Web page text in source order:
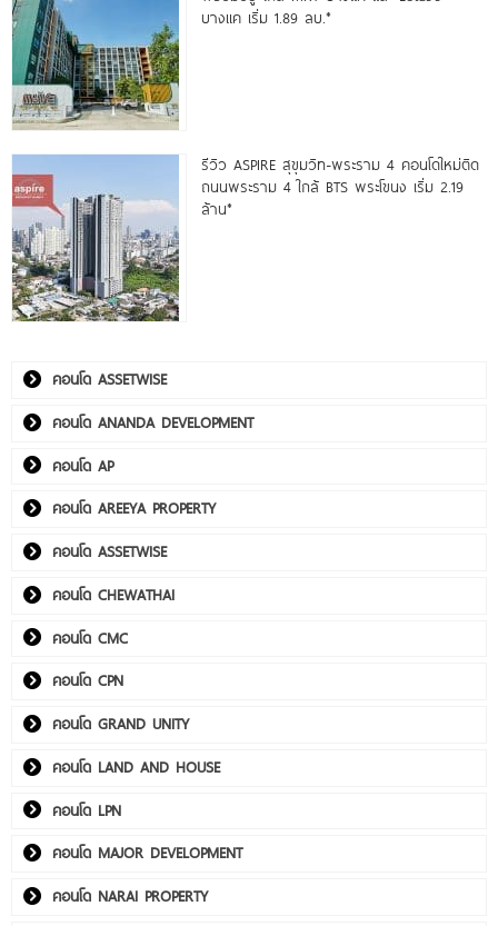
บางแค เริ่ม 1.89 ลบ.*
รีวิว ASPIRE สุขุมวิท-พระราม 4 คอนโดใหม่ติด
ถนนพระราม 4 ใกล้ BTS พระโขนง เริ่ม 2.19
ล้าน*
คอนโด ASSETWISE
คอนโด ANANDA DEVELOPMENT
คอนโด AP
คอนโด AREEYA PROPERTY
คอนโด ASSETWISE
คอนโด CHEWATHAI
คอนโด CMC
คอนโด CPN
คอนโด GRAND UNITY
คอนโด LAND AND HOUSE
คอนโด LPN
คอนโด MAJOR DEVELOPMENT
คอนโด NARAI PROPERTY